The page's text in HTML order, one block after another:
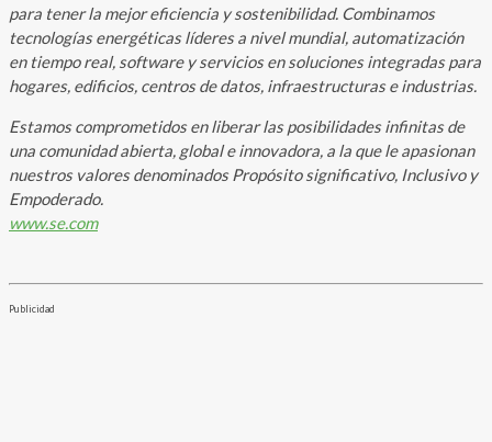
para tener la mejor eficiencia y sostenibilidad. Combinamos
tecnologías energéticas líderes a nivel mundial, automatización
en tiempo real, software y servicios en soluciones integradas para
hogares, edificios, centros de datos, infraestructuras e industrias.
Estamos comprometidos en liberar las posibilidades infinitas de
una comunidad abierta, global e innovadora, a la que le apasionan
nuestros valores denominados Propósito significativo, Inclusivo y
Empoderado.
www.se.com
Publicidad